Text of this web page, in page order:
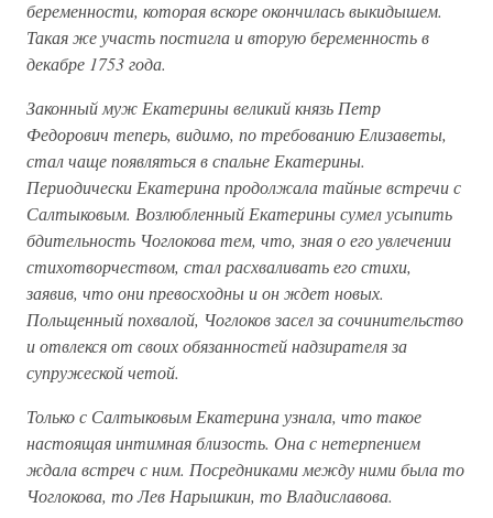
беременности, которая вскоре окончилась выкидышем.
Такая же участь постигла и вторую беременность в
декабре 1753 года.
Законный муж Екатерины великий князь Петр
Федорович теперь, видимо, по требованию Елизаветы,
стал чаще появляться в спальне Екатерины.
Периодически Екатерина продолжала тайные встречи с
Салтыковым. Возлюбленный Екатерины сумел усыпить
бдительность Чоглокова тем, что, зная о его увлечении
стихотворчеством, стал расхваливать его стихи,
заявив, что они превосходны и он ждет новых.
Польщенный похвалой, Чоглоков засел за сочинительство
и отвлекся от своих обязанностей надзирателя за
супружеской четой.
Только с Салтыковым Екатерина узнала, что такое
настоящая интимная близость. Она с нетерпением
ждала встреч с ним. Посредниками между ними была то
Чоглокова, то Лев Нарышкин, то Владиславова.